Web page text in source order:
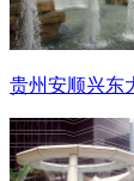
贵州安顺兴东